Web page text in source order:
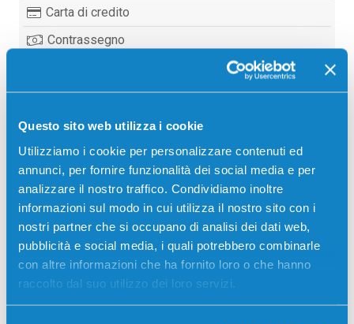
Questo sito web utilizza i cookie
Utilizziamo i cookie per personalizzare contenuti ed
annunci, per fornire funzionalità dei social media e per
analizzare il nostro traffico. Condividiamo inoltre
informazioni sul modo in cui utilizza il nostro sito con i
nostri partner che si occupano di analisi dei dati web,
pubblicità e social media, i quali potrebbero combinarle
con altre informazioni che ha fornito loro o che hanno
raccolto dal suo utilizzo dei loro servizi.
Carta di credito
Contrassegno
Toner originale Dell 593-BBSF K04X8 4Y75H CIANO
4000 pagine per Stampanti: Dell H625CDW, Dell
H825CDW, Dell S2825CDN